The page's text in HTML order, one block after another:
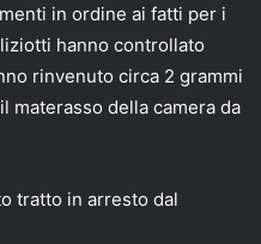
in ordine ai fatti per i
hanno controllato
rinvenuto circa 2 grammi
materasso della camera da
tratto in arresto dal